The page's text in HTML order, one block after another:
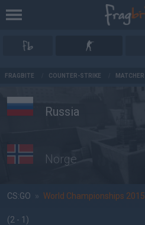
FRAGBITE COUNTER-STRIKE MATCHER
Russia
Norge
CS:GO » World Championships 2015
(2 - 1 )